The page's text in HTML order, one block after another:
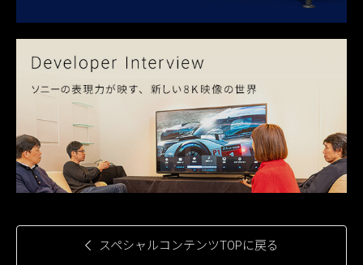
スペシャルコンテンツTOPに戻る